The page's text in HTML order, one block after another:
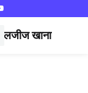
लजीज खाना